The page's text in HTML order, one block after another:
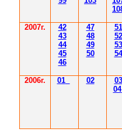
2007г.
42
43
44
45
46
47
48
49
50
51
52
53
54
2006г. 01 02
03
04